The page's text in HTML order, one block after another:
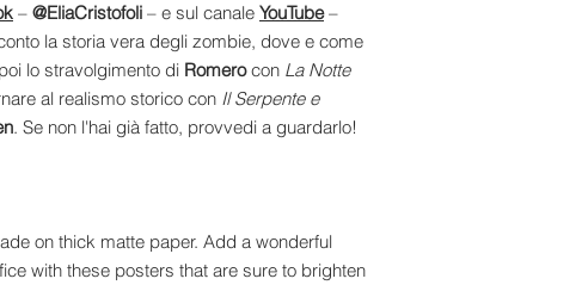
– @EliaCristofoli – e sul canale YouTube–
la storia vera degli zombie, dove e come
lo stravolgimento di Romerocon La Notte
al realismo storico con Il Serpente e
. Se non l'hai già fatto, provvedi a guardarlo!
on thick matte paper. Add a wonderful
with these posters that are sure to brighten